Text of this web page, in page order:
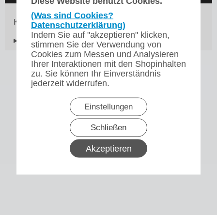
(Was sind Cookies?
Datenschutzerklärung)
Indem Sie auf "akzeptieren" klicken,
stimmen Sie der Verwendung von
Cookies zum Messen und Analysieren
Ihrer Interaktionen mit den Shopinhalten
zu. Sie können Ihr Einverständnis
jederzeit widerrufen.
Einstellungen
Schließen
Akzeptieren
Kabeleinfuhr für unsere Bravilor Bonamat Sprso
▸Widerrufsbelehrung